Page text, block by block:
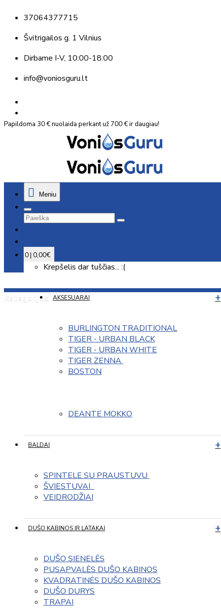
37064377715
Švitrigailos g. 1 Vilnius
Dirbame I-V, 10:00-18:00
info@voniosguru.lt
Papildoma 30 € nuolaida perkant už 700 € ir daugiau!
Meniu
0 | 0,00€
Krepšelis dar tuščias... :(
Kategorijos AKSESUARAI
BURLINGTON TRADITIONAL
TIGER - URBAN BLACK
TIGER - URBAN WHITE
TIGER ZENNA
BOSTON
DEANTE MOKKO
BALDAI
SPINTELE SU PRAUSTUVU
ŠVIESTUVAI
VEIDRODŽIAI
DUŠO KABINOS IR LATAKAI
DUŠO SIENELĖS
PUSAPVALĖS DUŠO KABINOS
KVADRATINĖS DUŠO KABINOS
DUŠO DURYS
TRAPAI